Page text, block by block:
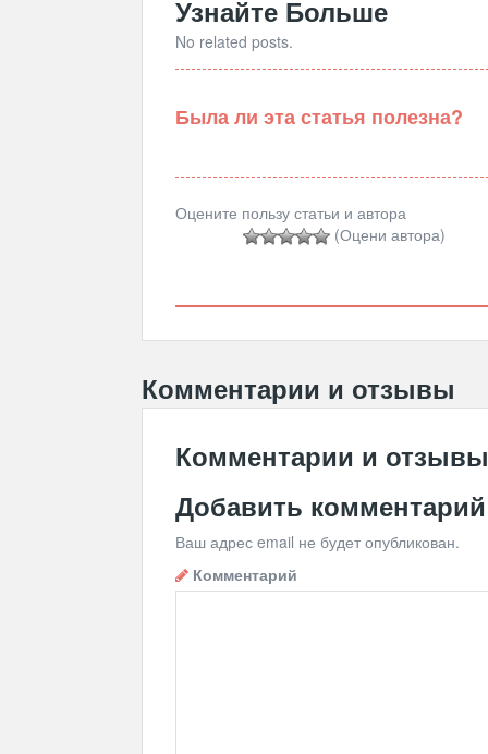
Узнайте Больше
No related posts.
Была ли эта статья полезна?
Оцените пользу статьи и автора
(Оцени автора)
Комментарии и отзывы
Комментарии и отзывы
Добавить комментарий
Ваш адрес email не будет опубликован.
Комментарий